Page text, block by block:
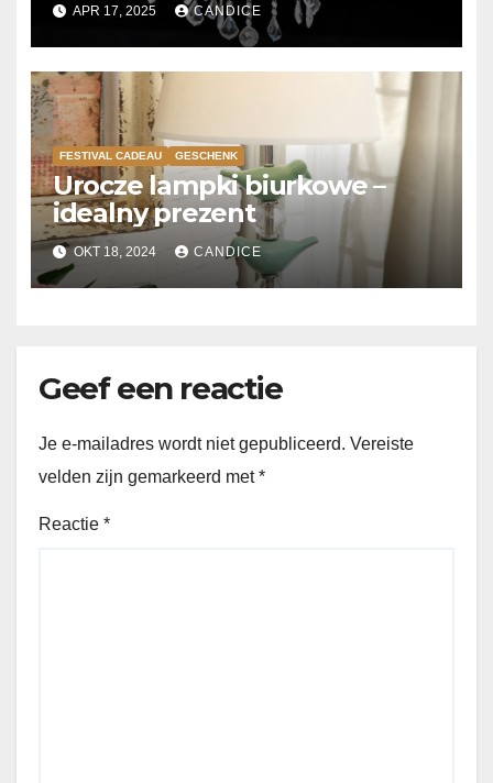
APR 17, 2025 CANDICE
FESTIVAL CADEAU GESCHENK
Urocze lampki biurkowe –
idealny prezent
OKT 18, 2024 CANDICE
Geef een reactie
Je e-mailadres wordt niet gepubliceerd. Vereiste
velden zijn gemarkeerd met*
Reactie *